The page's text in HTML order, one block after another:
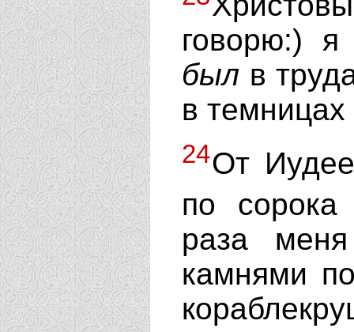
говорю:)
был в
в темницах
24От
по
раза
камнями